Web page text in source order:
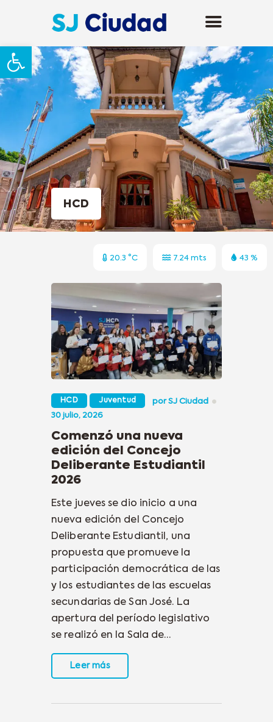
Abrir barra de herramientas
HCD
20.3 °C 7.24 mts 43 %
HCD Juventud porSJ Ciudad
30 julio, 2026
Comenzó una nueva
edición del Concejo
Deliberante Estudiantil
2026
Este jueves se dio inicio a una
nueva edición del Concejo
Deliberante Estudiantil, una
propuesta que promueve la
participación democrática de las
y los estudiantes de las escuelas
secundarias de San José. La
apertura del período legislativo
se realizó en la Sala de…
Leer más